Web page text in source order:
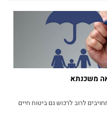
משכנתא
לרוב לרכוש גם ביטוח חיים